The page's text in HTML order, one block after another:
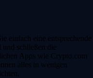
einfach eine entsprechende
und schließen die
Apps wie Crypto.com
alles in wenigen